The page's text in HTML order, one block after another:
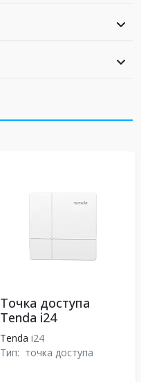
Точка доступа
Tenda i24
Tenda i24
Тип: точка доступа